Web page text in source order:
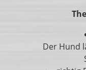
Der Hund